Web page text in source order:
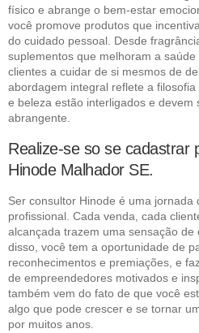
físico e abrange o bem-estar
você promove produtos que
do cuidado pessoal. Desde
suplementos que melhoram a
clientes a cuidar de si mesmos de
abordagem integral reflete a
e beleza estão interligados e devem
abrangente.
Realize-se so se cadastrar
Hinode Malhador SE.
Ser consultor Hinode é uma jornada
profissional. Cada venda, cada
alcançada trazem uma sensação de
disso, você tem a oportunidade de
reconhecimentos e premiações, e
de empreendedores motivados e
também vem do fato de que você
algo que pode crescer e se tornar
por muitos anos.